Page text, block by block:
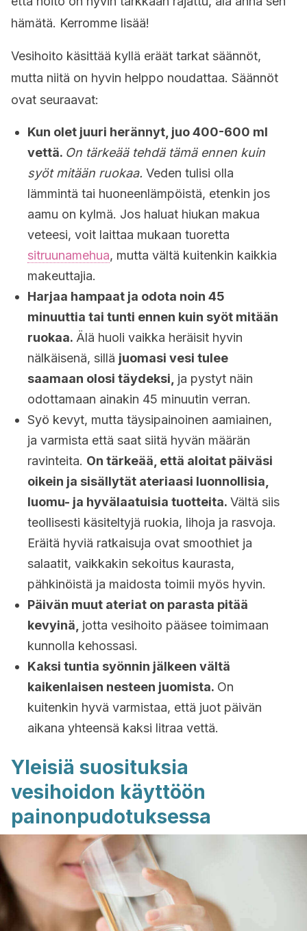
hämätä. Kerromme lisää!
Vesihoito käsittää kyllä eräät tarkat säännöt,
mutta niitä on hyvin helppo noudattaa. Säännöt
ovat seuraavat:
Kun olet juuri herännyt, juo 400-600 ml
vettä. On tärkeää tehdä tämä ennen kuin
syöt mitään ruokaa. Veden tulisi olla
lämmintä tai huoneenlämpöistä, etenkin jos
aamu on kylmä. Jos haluat hiukan makua
veteesi, voit laittaa mukaan tuoretta
sitruunamehua, mutta vältä kuitenkin kaikkia
makeuttajia.
Harjaa hampaat ja odota noin 45
minuuttia tai tunti ennen kuin syöt mitään
ruokaa. Älä huoli vaikka heräisit hyvin
nälkäisenä, sillä juomasi vesi tulee
saamaan olosi täydeksi, ja pystyt näin
odottamaan ainakin 45 minuutin verran.
Syö kevyt, mutta täysipainoinen aamiainen,
ja varmista että saat siitä hyvän määrän
ravinteita. On tärkeää, että aloitat päiväsi
oikein ja sisällytät ateriaasi luonnollisia,
luomu- ja hyvälaatuisia tuotteita. Vältä siis
teollisesti käsiteltyjä ruokia, lihoja ja rasvoja.
Eräitä hyviä ratkaisuja ovat smoothiet ja
salaatit, vaikkakin sekoitus kaurasta,
pähkinöistä ja maidosta toimii myös hyvin.
Päivän muut ateriat on parasta pitää
kevyinä, jotta vesihoito pääsee toimimaan
kunnolla kehossasi.
Kaksi tuntia syönnin jälkeen vältä
kaikenlaisen nesteen juomista. On
kuitenkin hyvä varmistaa, että juot päivän
aikana yhteensä kaksi litraa vettä.
Yleisiä suosituksia
vesihoidon käyttöön
painonpudotuksessa